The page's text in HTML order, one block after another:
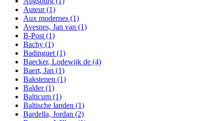
Auteur(1)
Aux modernes (1)
Avesnes, Jan van (1)
B-Post (1)
Bachy (1)
Badinguet (1)
Baecker, Lodewijk de (4)
Baert, Jan (1)
Bakstenen (1)
Balder(1)
Balticum (1)
Baltische landen (1)
Bardella, Jordan (2)